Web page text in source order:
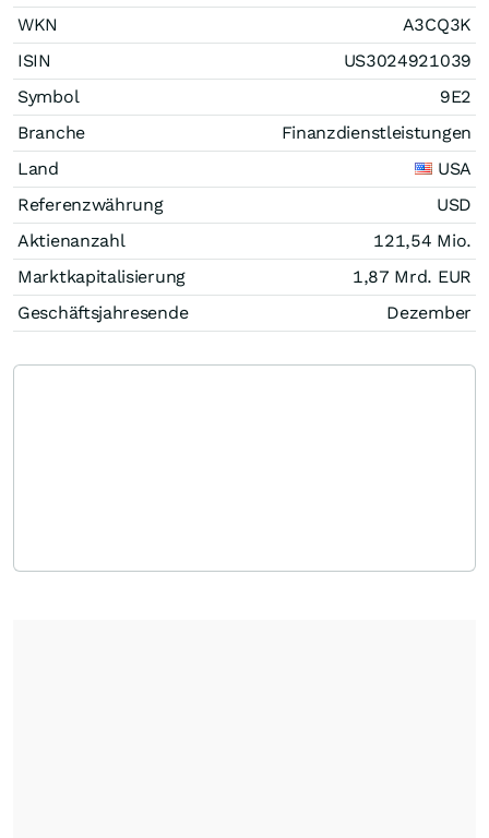
WKN
A3CQ3K
ISIN
US3024921039
Symbol
9E2
Branche
Finanzdienstleistungen
Land
USA
Referenzwährung
USD
Aktienanzahl
121,54 Mio.
Marktkapitalisierung
1,87 Mrd. EUR
Geschäftsjahresende
Dezember